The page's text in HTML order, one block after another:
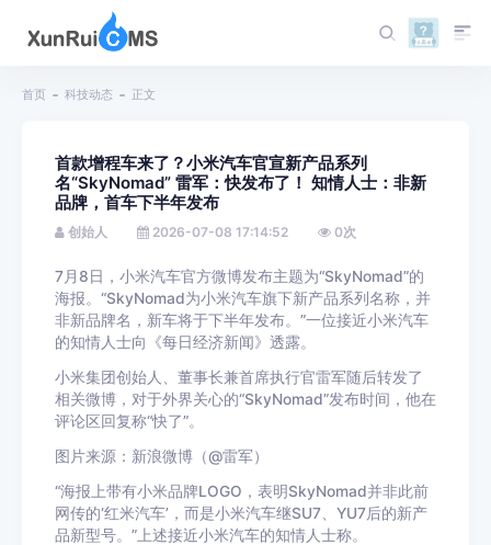
首页 科技动态 正文
首款增程车来了？小米汽车官宣新产品系列
名“SkyNomad” 雷军：快发布了！ 知情人士：非新
品牌，首车下半年发布
创始人 2026-07-08 17:14:52 0次
7月8日，小米汽车官方微博发布主题为“SkyNomad”的
海报。“SkyNomad为小米汽车旗下新产品系列名称，并
非新品牌名，新车将于下半年发布。”一位接近小米汽车
的知情人士向《每日经济新闻》透露。
小米集团创始人、董事长兼首席执行官雷军随后转发了
相关微博，对于外界关心的“SkyNomad”发布时间，他在
评论区回复称“快了”。
图片来源：新浪微博（@雷军）
“海报上带有小米品牌LOGO，表明SkyNomad并非此前
网传的‘红米汽车’，而是小米汽车继SU7、YU7后的新产
品新型号。”上述接近小米汽车的知情人士称。